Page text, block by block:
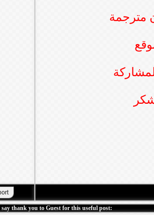
مترجمة
thank you to Guest for this useful post: